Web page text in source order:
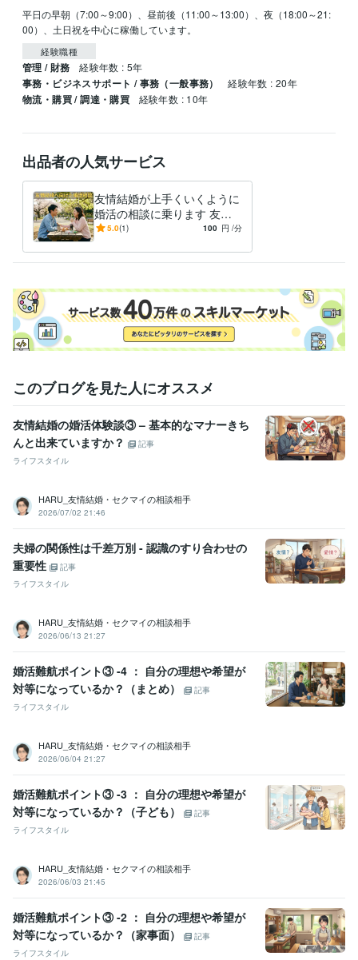
平日の早朝（7:00～9:00）、昼前後（11:00～13:00）、夜（18:00～21:
00）、土日祝を中心に稼働しています。
経験職種
管理 / 財務 経験年数 : 5年
事務・ビジネスサポート / 事務（一般事務） 経験年数 : 20年
物流・購買 / 調達・購買 経験年数 : 10年
出品者の人気サービス
友情結婚が上手くいくように
婚活の相談に乗ります 友情
結婚活動歴3年/成功も失敗も
す
5.0(1) 100 円 /分
このブログを見た人にオススメ
友情結婚の婚活体験談③ – 基本的なマナーきち
んと出来ていますか？
記事
ライフスタイル
HARU_友情結婚・セクマイの相談相手
2026/07/02 21:46
夫婦の関係性は千差万別 - 認識のすり合わせの
重要性
記事
ライフスタイル
HARU_友情結婚・セクマイの相談相手
2026/06/13 21:27
婚活難航ポイント③ -4 ： 自分の理想や希望が
対等になっているか？（まとめ）
記事
ライフスタイル
HARU_友情結婚・セクマイの相談相手
2026/06/04 21:27
婚活難航ポイント③ -3 ： 自分の理想や希望が
対等になっているか？（子ども）
記事
ライフスタイル
HARU_友情結婚・セクマイの相談相手
2026/06/03 21:45
婚活難航ポイント③ -2 ： 自分の理想や希望が
対等になっているか？（家事面）
記事
ライフスタイル